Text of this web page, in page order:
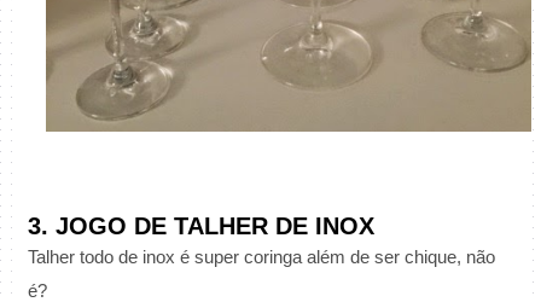
3. JOGO DE TALHER DE INOX
Talher todo de inox é super coringa além de ser chique, não
é?